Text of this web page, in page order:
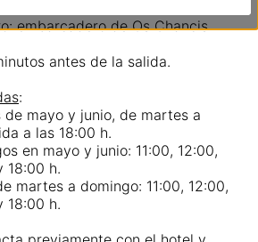
embarcadero de Os Chancis
antes de la salida.
:
de mayo y junio, de martes a
a las 18:00 h.
en mayo y junio: 11:00, 12:00,
18:00 h.
martes a domingo: 11:00, 12:00,
18:00 h.